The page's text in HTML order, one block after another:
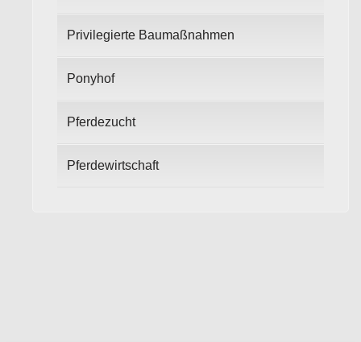
Privilegierte Baumaßnahmen
Ponyhof
Pferdezucht
Pferdewirtschaft